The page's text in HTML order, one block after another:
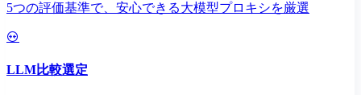
5つの評価基準で、安心できる大模型プロキシを厳選
LLM比較選定